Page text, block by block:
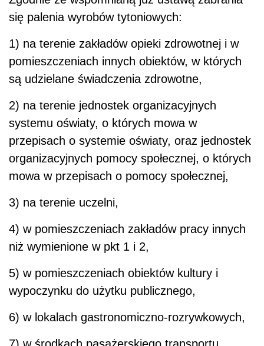
się palenia wyrobów tytoniowych:
1) na terenie zakładów opieki zdrowotnej i w
pomieszczeniach innych obiektów, w których
są udzielane świadczenia zdrowotne,
2) na terenie jednostek organizacyjnych
systemu oświaty, o których mowa w
przepisach o systemie oświaty, oraz jednostek
organizacyjnych pomocy społecznej, o których
mowa w przepisach o pomocy społecznej,
3) na terenie uczelni,
4) w pomieszczeniach zakładów pracy innych
niż wymienione w pkt 1 i 2,
5) w pomieszczeniach obiektów kultury i
wypoczynku do użytku publicznego,
6) w lokalach gastronomiczno-rozrywkowych,